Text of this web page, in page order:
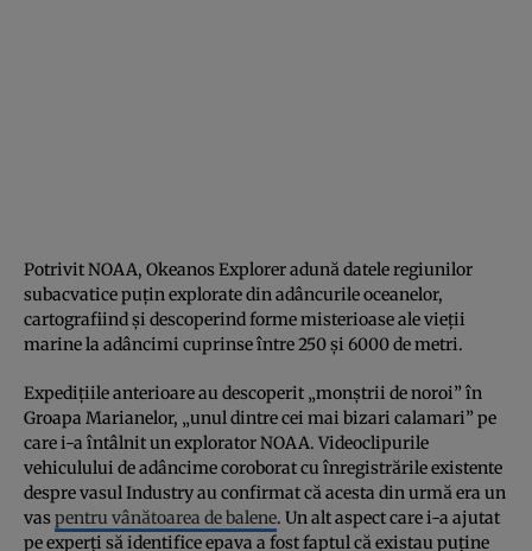
Potrivit NOAA, Okeanos Explorer adună datele regiunilor
subacvatice puțin explorate din adâncurile oceanelor,
cartografiind și descoperind forme misterioase ale vieții
marine la adâncimi cuprinse între 250 și 6000 de metri.
Expedițiile anterioare au descoperit „monștrii de noroi” în
Groapa Marianelor, „unul dintre cei mai bizari calamari” pe
care i-a întâlnit un explorator NOAA. Videoclipurile
vehiculului de adâncime coroborat cu înregistrările existente
despre vasul Industry au confirmat că acesta din urmă era un
vaspentru vânătoarea de balene. Un alt aspect care i-a ajutat
pe experți să identifice epava a fost faptul că existau puține